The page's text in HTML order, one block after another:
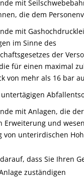
mit
die dem
mit
im Sinne des
der
für einen maximal
von mehr als 16 bar
mit Anlagen, die
Erweiterung und
von unterirdischen
dass Sie Ihren
zuständigen